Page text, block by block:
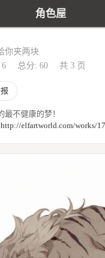
角色屋
你夹两块
6 总分: 60 共 3 页
最不健康的梦！
http://elfartworld.com/works/